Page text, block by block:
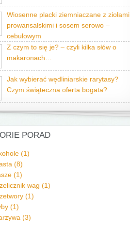
Wiosenne placki ziemniaczane z ziołami
prowansalskimi i sosem serowo –
cebulowym
Z czym to się je? – czyli kilka słów o
makaronach…
Jak wybierać wędliniarskie rarytasy?
Czym świąteczna oferta bogata?
PORAD
(1)
(8)
(1)
wag (1)
(1)
(1)
(3)